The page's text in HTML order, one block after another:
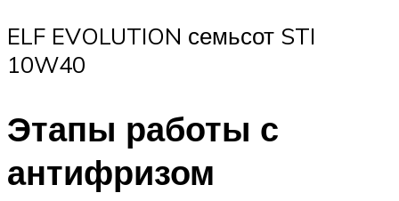
ELF EVOLUTION семьсот STI
10W40
Этапы работы с
антифризом